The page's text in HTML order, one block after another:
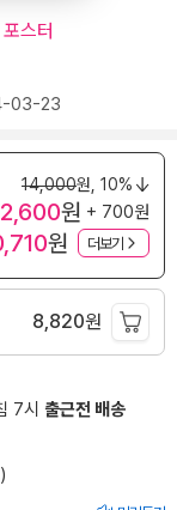
스터
03-23
14,000원, 10%
원 + 700원
원 더보기
8,820원
7시 출근전 배송